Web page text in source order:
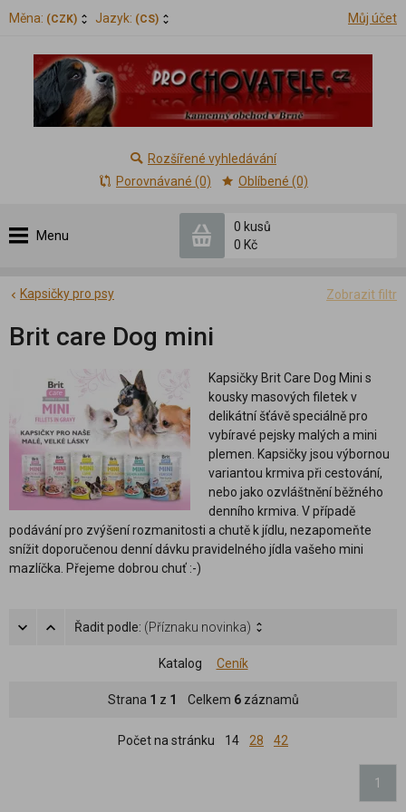
Měna: (CZK) Jazyk: (CS) Můj účet
Menu
0 kusů
0 Kč
Rozšířené vyhledávání
Porovnávané (0)
Oblíbené (0)
Zobrazit filtr
Kapsičky pro psy
Brit care Dog mini
Kapsičky Brit Care Dog Mini s
kousky masových filetek v
delikátní šťávě speciálně pro
vybíravé pejsky malých a mini
plemen. Kapsičky jsou výbornou
variantou krmiva při cestování,
nebo jako ozvláštnění běžného
denního krmiva. V případě
podávání pro zvýšení rozmanitosti a chutě k jídlu, nezapomeňte
snížit doporučenou denní dávku pravidelného jídla vašeho mini
mazlíčka. Přejeme dobrou chuť :-)
Řadit podle: (Příznaku novinka)
Katalog Ceník
Strana 1 z 1 Celkem 6záznamů
Počet na stránku 14 28 42
1